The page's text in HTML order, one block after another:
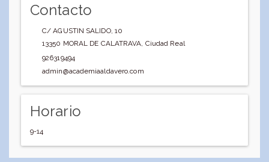
Contacto
C/ AGUSTIN SALIDO, 10
13350 MORAL DE CALATRAVA, Ciudad Real
926319494
admin@academiaaldavero.com
Horario
9-14